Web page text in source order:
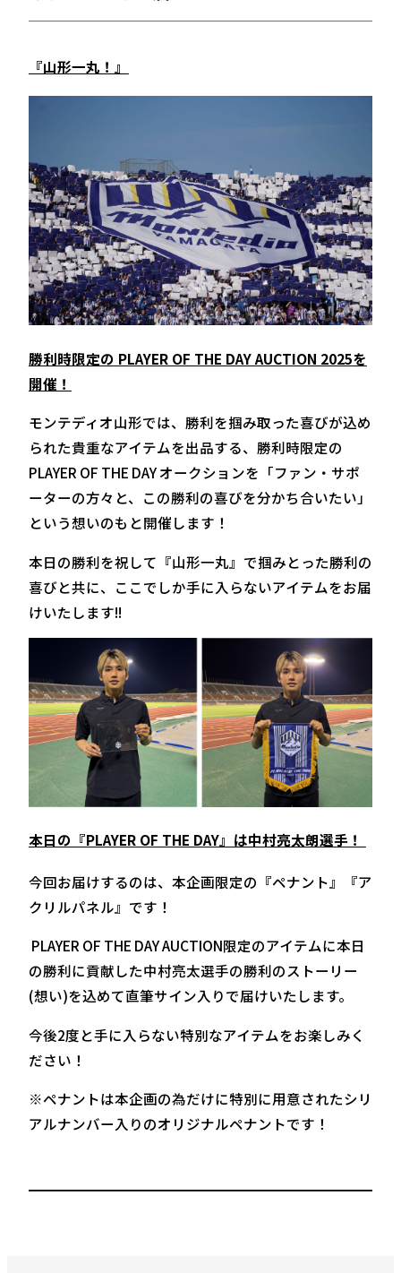
『山形一丸！』
勝利時限定の PLAYER OF THE DAY AUCTION 2025を
開催！
モンテディオ山形では、勝利を掴み取った喜びが込め
られた貴重なアイテムを出品する、勝利時限定の
PLAYER OF THE DAY オークションを「ファン・サポ
ーターの方々と、この勝利の喜びを分かち合いたい」
という想いのもと開催します！
本日の勝利を祝して『山形一丸』で掴みとった勝利の
喜びと共に、ここでしか手に入らないアイテムをお届
けいたします!!
本日の『PLAYER OF THE DAY』は中村亮太朗選手！
今回お届けするのは、本企画限定の『ペナント』『ア
クリルパネル』です！
PLAYER OF THE DAY AUCTION限定のアイテムに本日
の勝利に貢献した中村亮太選手の勝利のストーリー
(想い)を込めて直筆サイン入りで届けいたします。
今後2度と手に入らない特別なアイテムをお楽しみく
ださい！
※ペナントは本企画の為だけに特別に用意されたシリ
アルナンバー入りのオリジナルペナントです！